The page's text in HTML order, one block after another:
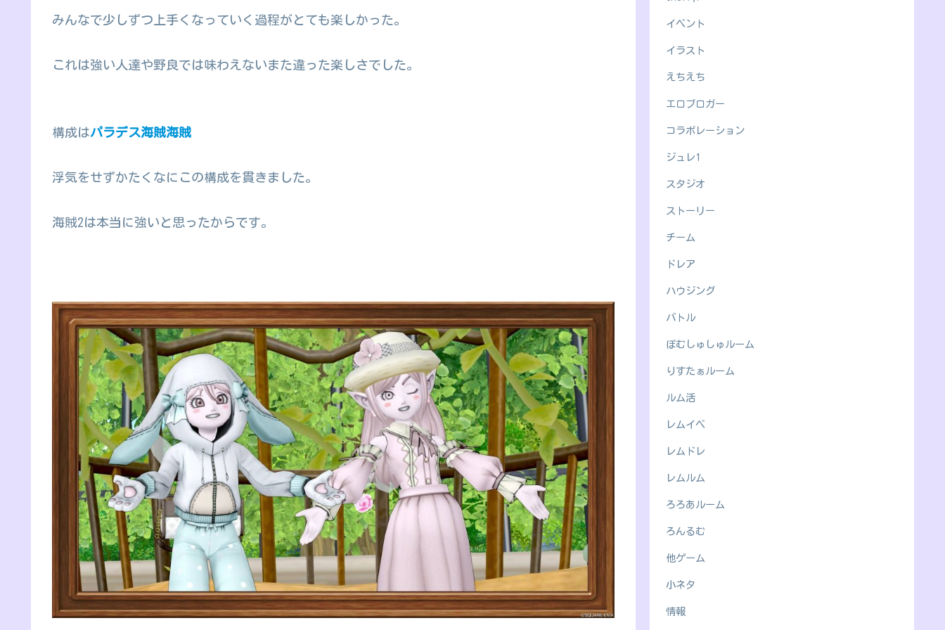
みんなで少しずつ上手くなっていく過程がとても楽しかった。
これは強い人達や野良では味わえないまた違った楽しさでした。
構成はパラデス海賊海賊
浮気をせずかたくなにこの構成を貫きました。
海賊2は本当に強いと思ったからです。
イベント
イラスト
えちえち
エロブロガー
コラボレーション
ジュレ1
スタジオ
ストーリー
チーム
ドレア
ハウジング
バトル
ぽむしゅしゅルーム
りすたぁルーム
ルム活
レムイベ
レムドレ
レムルム
ろろあルーム
ろんるむ
他ゲーム
小ネタ
情報